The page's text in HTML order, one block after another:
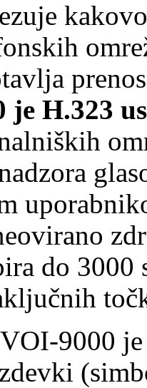
je H.323
do
9000